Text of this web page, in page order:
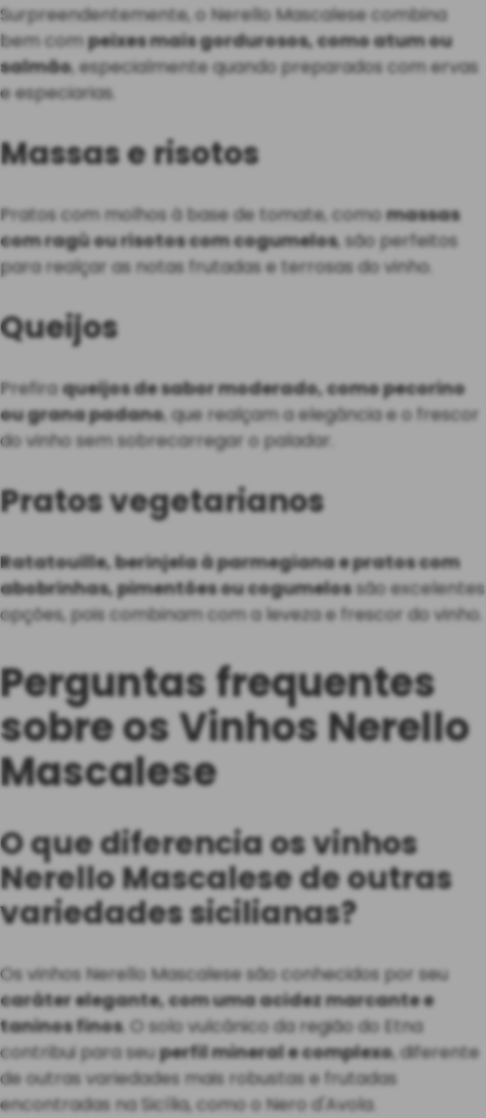
Surpreendentemente, o Nerello Mascalese combina
bem compeixes mais gordurosos, como atum ou
salmão, especialmente quando preparados com ervas
e especiarias.
Massas e risotos
Pratos com molhos à base de tomate, comomassas
com ragù ou risotos com cogumelos, são perfeitos
para realçar as notas frutadas e terrosas do vinho.
Queijos
Prefiraqueijos de sabor moderado, como pecorino
ou grana padano, que realçam a elegância e o frescor
do vinho sem sobrecarregar o paladar.
Pratos vegetarianos
Ratatouille, berinjela à parmegiana e pratos com
abobrinhas, pimentões ou cogumelossão excelentes
opções, pois combinam com a leveza e frescor do vinho.
Perguntas frequentes
sobre os Vinhos Nerello
Mascalese
O que diferencia os vinhos
Nerello Mascalese de outras
variedades sicilianas?
Os vinhos Nerello Mascalese são conhecidos por seu
caráter elegante, com uma acidez marcante e
taninos finos. O solo vulcânico da região do Etna
contribui para seuperfil mineral e complexo, diferente
de outras variedades mais robustas e frutadas
encontradas na Sicília, como o Nero d'Avola.